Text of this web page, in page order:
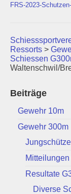
Links
FRS-2023-
Ressorts >
Schiessen
Waltenschwil/
Beiträge
Gewehr 10m
Gewehr 300m
Resultate
Diverse